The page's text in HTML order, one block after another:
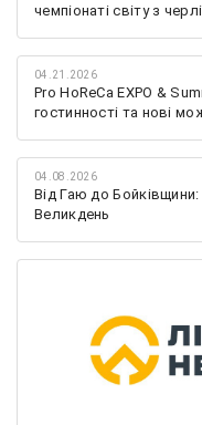
чемпіонаті світу з
04.21.2026
Pro HoReCa EXPO &
гостинності та нові
04.08.2026
Від Гаю до
Великдень